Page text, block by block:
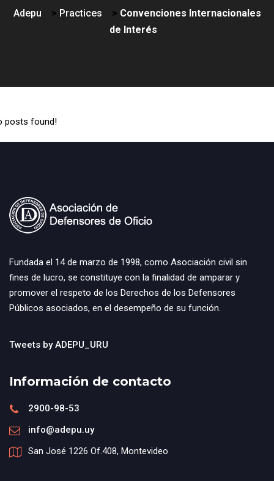
Adepu > Practices > Convenciones Internacionales
de Interés
posts found!
Fundada el 14 de marzo de 1998, como Asociación civil sin
fines de lucro, se constituye con la finalidad de amparar y
promover el respeto de los Derechos de los Defensores
Públicos asociados, en el desempeño de su función.
Tweets by ADEPU_URU
Información de contacto
2900-98-53
info@adepu.uy
San José 1226 Of.408, Montevideo